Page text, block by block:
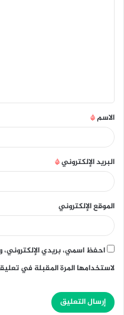
ق
*
الاسم*
البريد الإلكتروني*
الموقع الإلكتروني
احفظ اسمي، بريدي الإلكتروني،
لاستخدامها المرة المقبلة في